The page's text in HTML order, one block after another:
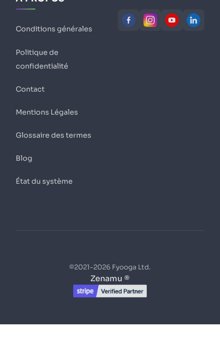
Conditions générales
Politique de
confidentialité
Contact
Mentions Légales
Glossaire des termes
Blog
État du système
©2021-2026 Fyooga Ltd.
Zenamu ®